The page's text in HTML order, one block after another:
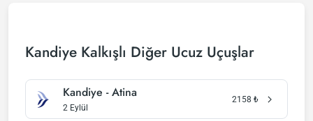
Kandiye Kalkışlı Diğer Ucuz Uçuşlar
Kandiye - Atina
2 Eylül
2158 ₺